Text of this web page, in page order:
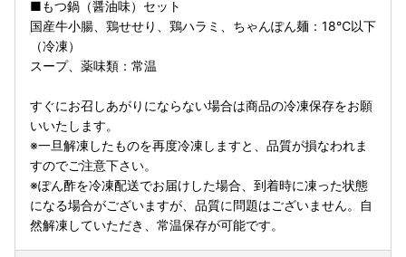
■もつ鍋（醤油味）セット
国産牛小腸、鶏せせり、鶏ハラミ、ちゃんぽん麺：18℃以下
（冷凍）
スープ、薬味類：常温
すぐにお召しあがりにならない場合は商品の冷凍保存をお願
いいたします。
※一旦解凍したものを再度冷凍しますと、品質が損なわれま
すのでご注意下さい。
※ぽん酢を冷凍配送でお届けした場合、到着時に凍った状態
になる場合がございますが、品質に問題はございません。自
然解凍していただき、常温保存が可能です。